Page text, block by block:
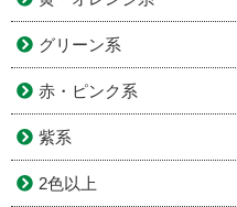
グリーン系
赤・ピンク系
紫系
2色以上